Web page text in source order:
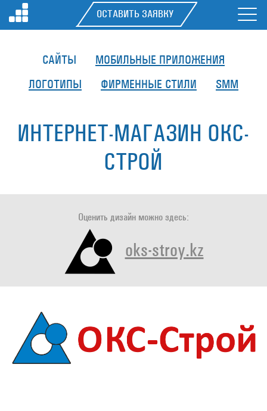
ОСТАВИТЬ ЗАЯВКУ
САЙТЫ
МОБИЛЬНЫЕ ПРИЛОЖЕНИЯ
ЛОГОТИПЫ
ФИРМЕННЫЕ СТИЛИ SMM
ИНТЕРНЕТ-МАГАЗИН ОКС-
СТРОЙ
Оценить дизайн можно здесь:
oks-stroy.kz